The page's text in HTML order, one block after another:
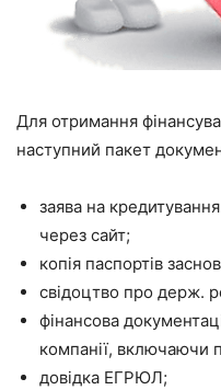
Для отримання
наступний пакет
заява на
через сайт;
копія паспортів
свідоцтво про держ.
фінансова
компанії, включаючи
довідка ЕГРЮЛ;